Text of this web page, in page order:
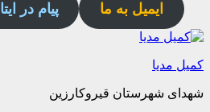
ایمیل به ما پیام در ایتا
کمیل مدیا
شهدای شهرستان قیروکارزین